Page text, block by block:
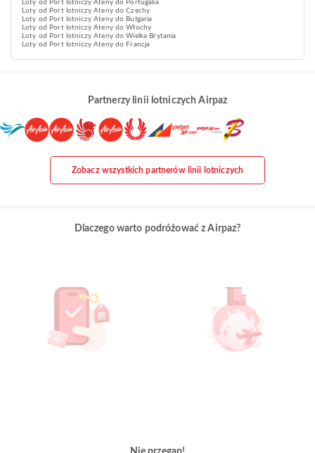
Loty od Port lotniczy Ateny do Portugalia
Loty od Port lotniczy Ateny do Czechy
Loty od Port lotniczy Ateny do Bułgaria
Loty od Port lotniczy Ateny do Włochy
Loty od Port lotniczy Ateny do Wielka Brytania
Loty od Port lotniczy Ateny do Francja
Partnerzy linii lotniczych Airpaz
Zobacz wszystkich partnerów linii lotniczych
Dlaczego warto podróżować z Airpaz?